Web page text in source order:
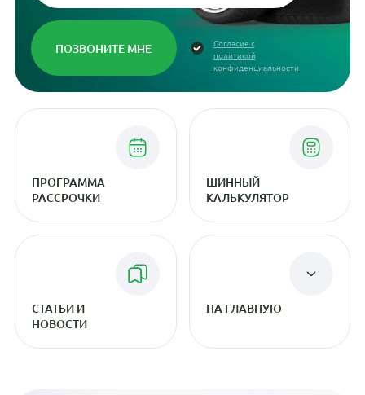
Согласие с
политикой
конфиденциальности
ПРОГРАММА
РАССРОЧКИ
ШИННЫЙ
КАЛЬКУЛЯТОР
СТАТЬИ И
НОВОСТИ
НА ГЛАВНУЮ